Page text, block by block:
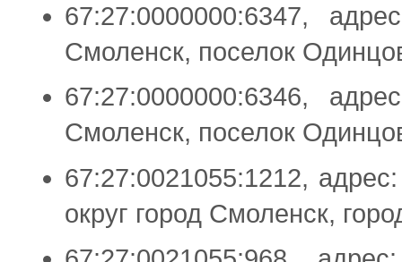
67:27:0000000:6347,
Смоленск, поселок
67:27:0000000:6346,
Смоленск, поселок
67:27:0021055:1212,
округ город Смоленск,